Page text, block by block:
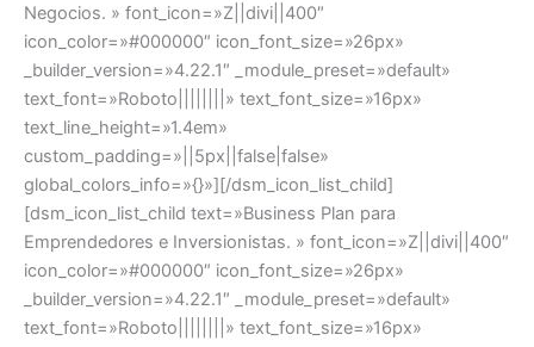
Negocios. » font_icon=»Z||divi||400″
icon_color=»#000000″ icon_font_size=»26px»
_builder_version=»4.22.1″ _module_preset=»default»
text_font=»Roboto||||||||» text_font_size=»16px»
text_line_height=»1.4em»
custom_padding=»||5px||false|false»
global_colors_info=»{}»][/dsm_icon_list_child]
[dsm_icon_list_child text=»Business Plan para
Emprendedores e Inversionistas. » font_icon=»Z||divi||400″
icon_color=»#000000″ icon_font_size=»26px»
_builder_version=»4.22.1″ _module_preset=»default»
text_font=»Roboto||||||||» text_font_size=»16px»